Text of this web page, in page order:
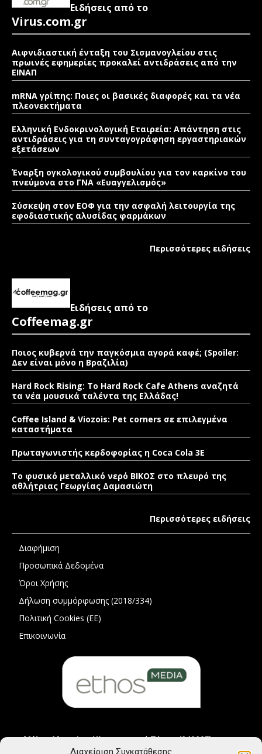
Διαχείριση Συγκατάθεσης
Ειδήσεις από το
Virus.com.gr
Αιφνιδιαστική ένταξη του Σισμανογλείου στις
πρωινές εφημερίες προκαλεί αντιδράσεις από την
ΕΙΝΑΠ
mRNA γρίπης: Ποιες οι βασικές διαφορές και τα νέα
πλεονεκτήματα
Ελληνική Ενδοκρινολογική Εταιρεία: Απάντηση στις
αντιδράσεις για τη συνταγογράφηση εργαστηριακών
εξετάσεων
Έναρξη ογκολογικού συμβουλίου για τον καρκίνο του
πνεύμονα στο ΓΝΑ «Ευαγγελισμός»
Σύσκεψη στον ΕΟΦ για την ασφαλή λειτουργία της
εφοδιαστικής αλυσίδας φαρμάκων
Περισσότερες ειδήσεις
Ειδήσεις από το
Coffeemag.gr
Ποιος κυβερνά την παγκόσμια αγορά καφέ; (Spoiler:
Δεν είναι μόνο η Βραζιλία)
Hard Rock Rising: Το Hard Rock Cafe Athens αναζητά
τα νέα μουσικά ταλέντα της Ελλάδας!
Coffee Island & Viozois: Pet corners σε επιλεγμένα
καταστήματα
Πρωταγωνιστής κερδοφορίας η Coca Cola 3E
Το φυσικό μεταλλικό νερό ΒΙΚΟΣ στο πλευρό της
αθλήτριας Γεωργίας Δαμασιώτη
Περισσότερες ειδήσεις
Διαφήμιση
Προσωπικά Δεδομένα
Όροι Χρήσης
Δήλωση συμμόρφωσης (2018/334)
Πολιτική Cookies (ΕΕ)
Επικοινωνία
Μέλος Μητρώου Ηλεκτρονικού Τύπου (242225)